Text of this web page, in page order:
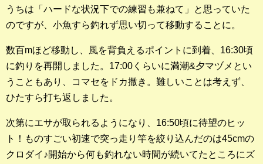
うちは「ハードな状況下での練習も兼ねて」と思っていた
のですが、小魚すら釣れず思い切って移動することに。
数百mほど移動し、風を背負えるポイントに到着、16:30頃
に釣りを再開しました。17:00くらいに満潮&夕マヅメとい
うこともあり、コマセをドカ撒き。難しいことは考えず、
ひたすら打ち返しました。
次第にエサが取られるようになり、16:50頃に待望のヒッ
ト！ものすごい初速で突っ走り竿を絞り込んだのは45cmの
クロダイ♪開始から何も釣れない時間が続いてたところにズ
歴代釣果ランキング
クロダイ部門
メジナ部門
シロギス部門
過去の釣果ランキング
ブログ・釣行記
スタッフブログ